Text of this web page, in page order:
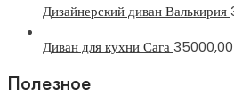
Дизайнерский диван Валькирия
Диван для кухни Сага35000,00
Полезное